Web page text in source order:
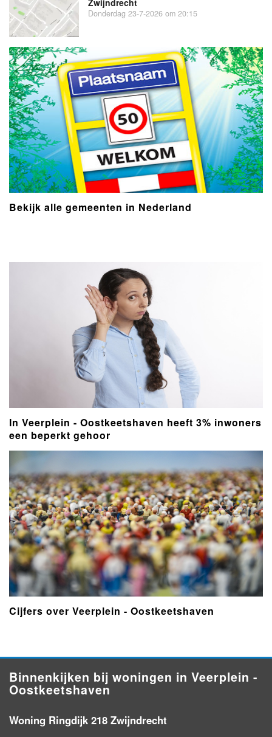
Zwijndrecht
Donderdag 23-7-2026 om 20:15
Bekijk alle gemeenten in Nederland
In Veerplein - Oostkeetshaven heeft 3% inwoners
een beperkt gehoor
Cijfers over Veerplein - Oostkeetshaven
Binnenkijken bij woningen in Veerplein -
Oostkeetshaven
Woning Ringdijk 218 Zwijndrecht